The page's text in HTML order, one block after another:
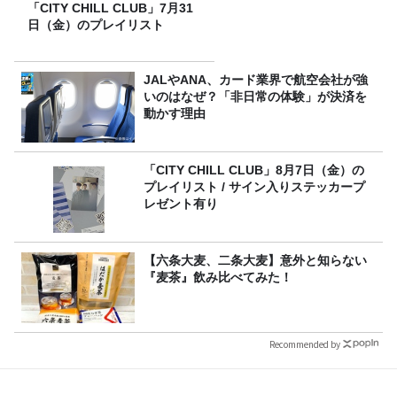
「CITY CHILL CLUB」7月31
日（金）のプレイリスト
JALやANA、カード業界で航空会社が強
いのはなぜ？「非日常の体験」が決済を
動かす理由
「CITY CHILL CLUB」8月7日（金）の
プレイリスト / サイン入りステッカープ
レゼント有り
【六条大麦、二条大麦】意外と知らない
『麦茶』飲み比べてみた！
Recommended by